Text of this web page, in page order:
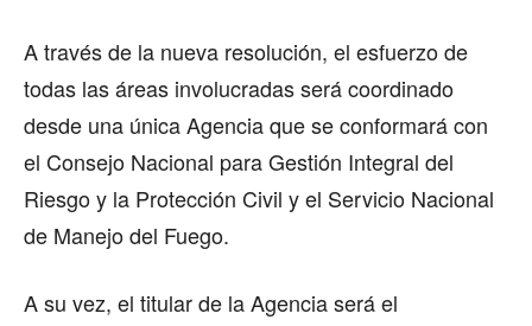
A través de la nueva resolución, el esfuerzo de
todas las áreas involucradas será coordinado
desde una única Agencia que se conformará con
el Consejo Nacional para Gestión Integral del
Riesgo y la Protección Civil y el Servicio Nacional
de Manejo del Fuego.
A su vez, el titular de la Agencia será el